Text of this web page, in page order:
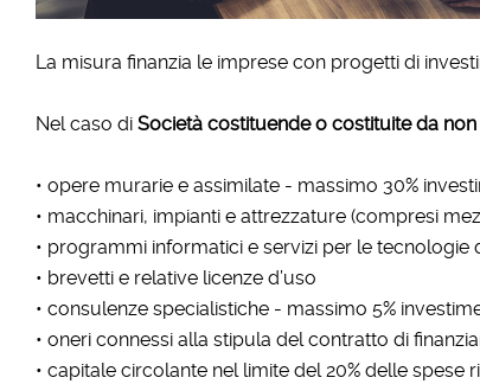
La misura finanzia le imprese con progetti di
Nel caso di Società costituende o costituite da
• opere murarie e assimilate - massimo 30%
• macchinari, impianti e attrezzature (compresi
• programmi informatici e servizi per le tecnologie
• brevetti e relative licenze d’uso
• consulenze specialistiche - massimo 5%
• oneri connessi alla stipula del contratto di
• capitale circolante nel limite del 20% delle spese